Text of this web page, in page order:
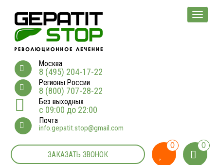
Москва
8 (495) 204-17-22
Регионы России
8 (800) 707-28-22
Без выходных
с 09:00 до 22:00
Почта
info.gepatit.stop@gmail.com
ЗАКАЗАТЬ ЗВОНОК
0 0